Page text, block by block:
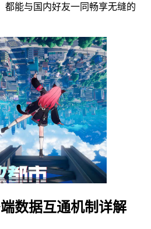
都能与国内好友一同畅享无缝的
数据互通机制详解